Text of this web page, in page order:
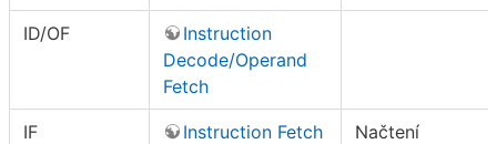
ID/OF
Instruction
Decode/Operand
Fetch
IF Instruction Fetch
Načtení